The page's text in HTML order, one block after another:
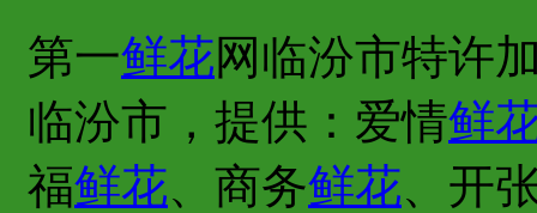
第一鲜花网临汾市特许
临汾市，提供：爱情鲜
福鲜花、商务鲜花、开